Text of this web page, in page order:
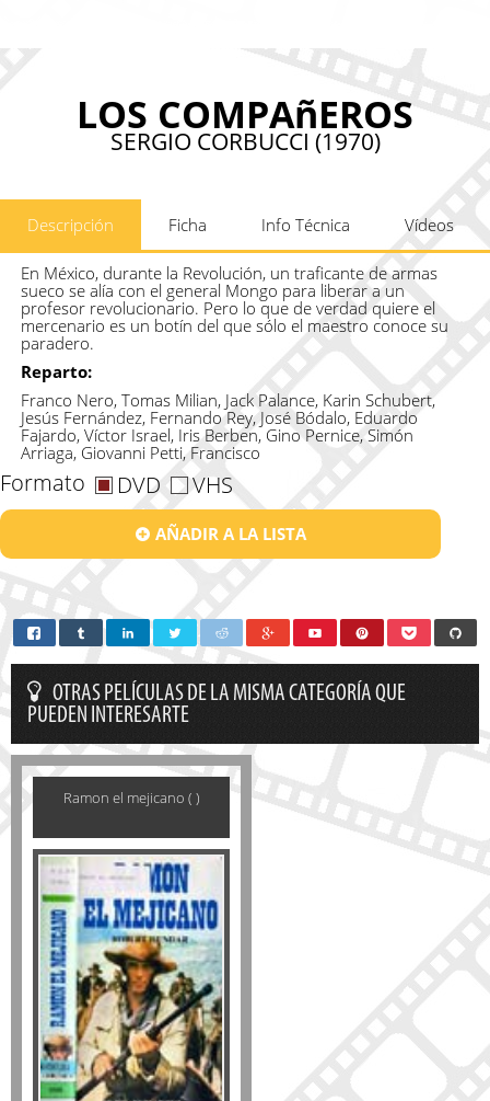
LOS COMPAñEROS
SERGIO CORBUCCI (1970)
Descripción Ficha Info Técnica Vídeos
En México, durante la Revolución, un traficante de armas
sueco se alía con el general Mongo para liberar a un
profesor revolucionario. Pero lo que de verdad quiere el
mercenario es un botín del que sólo el maestro conoce su
paradero.
Reparto:
Franco Nero, Tomas Milian, Jack Palance, Karin Schubert,
Jesús Fernández, Fernando Rey, José Bódalo, Eduardo
Fajardo, Víctor Israel, Iris Berben, Gino Pernice, Simón
Arriaga, Giovanni Petti, Francisco
Formato DVD VHS
AÑADIR A LA LISTA
OTRAS PELÍCULAS DE LA MISMA CATEGORÍA QUE
PUEDEN INTERESARTE
Ramon el mejicano ( )